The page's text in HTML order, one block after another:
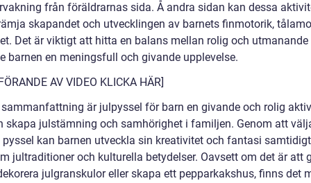
från föräldrarnas sida. Å andra sidan kan dessa
skapandet och utvecklingen av barnets finmotorik,
Det är viktigt att hitta en balans mellan rolig och utmanande
barnen en meningsfull och givande upplevelse.
AV VIDEO KLICKA HÄR]
är julpyssel för barn en givande och rolig
skapa julstämning och samhörighet i familjen. Genom att
pyssel kan barnen utveckla sin kreativitet och fantasi
jultraditioner och kulturella betydelser. Oavsett om det är att
julgranskulor eller skapa ett pepparkakshus, finns det